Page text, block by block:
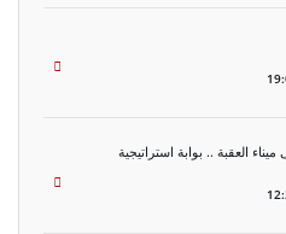
العقبة .. بوابة استراتيجية